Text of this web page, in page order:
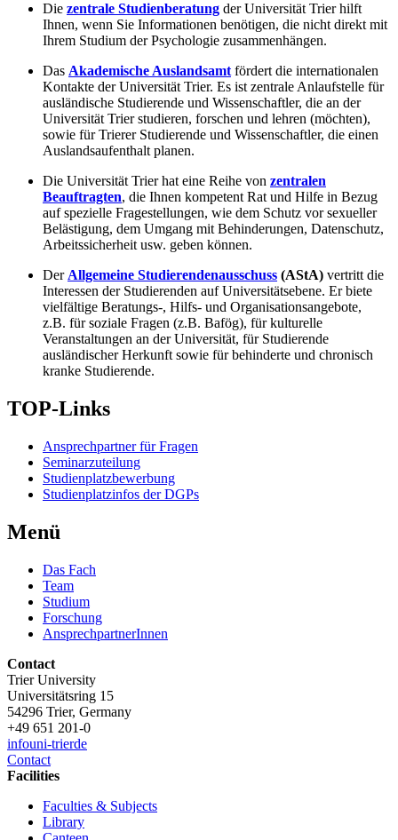
Die zentrale Studienberatung der Universität Trier hilft
Ihnen, wenn Sie Informationen benötigen, die nicht direkt mit
Ihrem Studium der Psychologie zusammenhängen.
Das Akademische Auslandsamtfördert die internationalen
Kontakte der Universität Trier. Es ist zentrale Anlaufstelle für
ausländische Studierende und Wissenschaftler, die an der
Universität Trier studieren, forschen und lehren (möchten),
sowie für Trierer Studierende und Wissenschaftler, die einen
Auslandsaufenthalt planen.
Die Universität Trier hat eine Reihe von zentralen
Beauftragten, die Ihnen kompetent Rat und Hilfe in Bezug
auf spezielle Fragestellungen, wie dem Schutz vor sexueller
Belästigung, dem Umgang mit Behinderungen, Datenschutz,
Arbeitssicherheit usw. geben können.
DerAllgemeine Studierendenausschuss (AStA) vertritt die
Interessen der Studierenden auf Universitätsebene. Er biete
vielfältige Beratungs-, Hilfs- und Organisationsangebote,
z.B. für soziale Fragen (z.B. Bafög), für kulturelle
Veranstaltungen an der Universität, für Studierende
ausländischer Herkunft sowie für behinderte und chronisch
kranke Studierende.
TOP-Links
Ansprechpartner für Fragen
Seminarzuteilung
Studienplatzbewerbung
Studienplatzinfos der DGPs
Menü
Das Fach
Team
Studium
Forschung
AnsprechpartnerInnen
Contact
Trier University
Universitätsring 15
54296 Trier, Germany
+49 651 201-0
infouni-trierde
Contact
Facilities
Faculties & Subjects
Library